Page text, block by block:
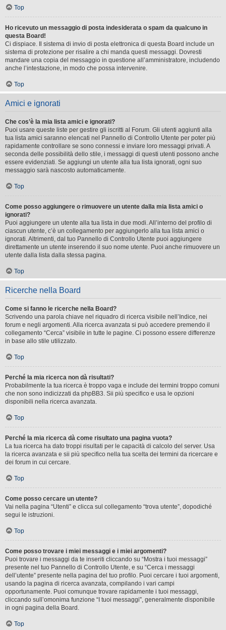
Top
Ho ricevuto un messaggio di posta indesiderata o spam da qualcuno in
questa Board!
Ci dispiace. Il sistema di invio di posta elettronica di questa Board include un
sistema di protezione per risalire a chi manda questi messaggi. Dovresti
mandare una copia del messaggio in questione all’amministratore, includendo
anche l’intestazione, in modo che possa intervenire.
Top
Amici e ignorati
Che cos’è la mia lista amici e ignorati?
Puoi usare queste liste per gestire gli iscritti al Forum. Gli utenti aggiunti alla
tua lista amici saranno elencati nel Pannello di Controllo Utente per poter più
rapidamente controllare se sono connessi e inviare loro messaggi privati. A
seconda delle possibilità dello stile, i messaggi di questi utenti possono anche
essere evidenziati. Se aggiungi un utente alla tua lista ignorati, ogni suo
messaggio sarà nascosto automaticamente.
Top
Come posso aggiungere o rimuovere un utente dalla mia lista amici o
ignorati?
Puoi aggiungere un utente alla tua lista in due modi. All’interno del profilo di
ciascun utente, c’è un collegamento per aggiungerlo alla tua lista amici o
ignorati. Altrimenti, dal tuo Pannello di Controllo Utente puoi aggiungere
direttamente un utente inserendo il suo nome utente. Puoi anche rimuovere un
utente dalla lista dalla stessa pagina.
Top
Ricerche nella Board
Come si fanno le ricerche nella Board?
Scrivendo una parola chiave nel riquadro di ricerca visibile nell’Indice, nei
forum e negli argomenti. Alla ricerca avanzata si può accedere premendo il
collegamento “Cerca” visibile in tutte le pagine. Ci possono essere differenze
in base allo stile utilizzato.
Top
Perché la mia ricerca non dà risultati?
Probabilmente la tua ricerca è troppo vaga e include dei termini troppo comuni
che non sono indicizzati da phpBB3. Sii più specifico e usa le opzioni
disponibili nella ricerca avanzata.
Top
Perché la mia ricerca dà come risultato una pagina vuota?
La tua ricerca ha dato troppi risultati per le capacità di calcolo del server. Usa
la ricerca avanzata e sii più specifico nella tua scelta dei termini da ricercare e
dei forum in cui cercare.
Top
Come posso cercare un utente?
Vai nella pagina “Utenti” e clicca sul collegamento “trova utente”, dopodiché
segui le istruzioni.
Top
Come posso trovare i miei messaggi e i miei argomenti?
Puoi trovare i messaggi da te inseriti cliccando su “Mostra i tuoi messaggi”
presente nel tuo Pannello di Controllo Utente, e su “Cerca i messaggi
dell’utente” presente nella pagina del tuo profilo. Puoi cercare i tuoi argomenti,
usando la pagina di ricerca avanzata, compilando i vari campi
opportunamente. Puoi comunque trovare rapidamente i tuoi messaggi,
cliccando sull’omonima funzione “I tuoi messaggi”, generalmente disponibile
in ogni pagina della Board.
Top